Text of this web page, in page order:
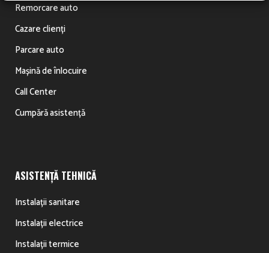
Remorcare auto
Cazare clienți
Parcare auto
Mașină de înlocuire
Call Center
Cumpără asistență
ASISTENȚĂ TEHNICĂ
Instalații sanitare
Instalații electrice
Instalații termice